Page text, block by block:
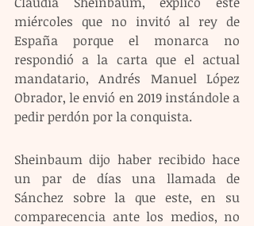
miércoles que no invitó al rey de
España porque el monarca no
respondió a la carta que el actual
mandatario, Andrés Manuel López
Obrador, le envió en 2019 instándole a
pedir perdón por la conquista.
Sheinbaum dijo haber recibido hace
un par de días una llamada de
Sánchez sobre la que este, en su
comparecencia ante los medios, no